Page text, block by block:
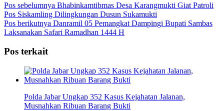
Pos sebelumnya Bhabinkamtibmas Desa Karangmukti Giat Patroli
Pos Siskamling Dilingkungan Dusun Sukamukti
Pos berikutnya Danramil 05 Pemangkat Dampingi Bupati Sambas
Laksanakan Safari Ramadhan 1444 H
Pos terkait
Polda Jabar Ungkap 352 Kasus Kejahatan Jalanan,
Musnahkan Ribuan Barang Bukti